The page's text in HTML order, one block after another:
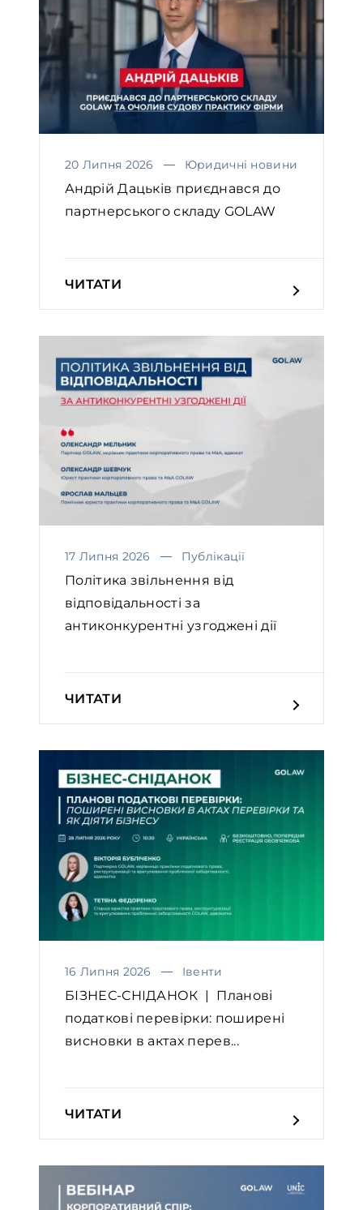
20 Липня 2026 Юридичні новини
Андрій Дацьків приєднався до
партнерського складу GOLAW
ЧИТАТИ
17 Липня 2026 Публікації
Політика звільнення від
відповідальності за
антиконкурентні узгоджені дії
ЧИТАТИ
16 Липня 2026 Івенти
БІЗНЕС-СНІДАНОК | Планові
податкові перевірки: поширені
висновки в актах перев...
ЧИТАТИ